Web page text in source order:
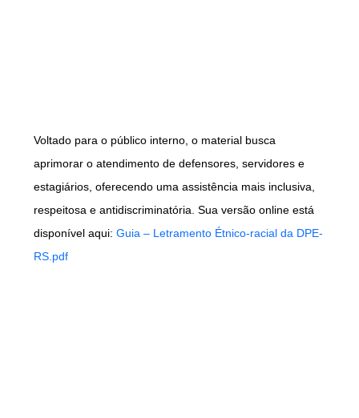
Voltado para o público interno, o material busca
aprimorar o atendimento de defensores, servidores e
estagiários, oferecendo uma assistência mais inclusiva,
respeitosa e antidiscriminatória. Sua versão online está
disponível aqui: Guia – Letramento Étnico-racial da DPE-
RS.pdf